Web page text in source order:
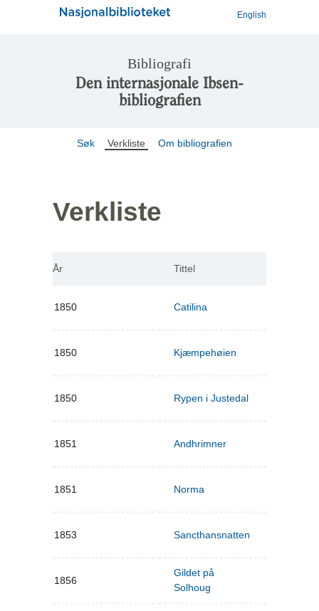
English
Bibliografi
Den internasjonale Ibsen-
bibliografien
Søk Verkliste Om bibliografien
Verkliste
År Tittel
1850 Catilina
1850 Kjæmpehøien
1850 Rypen i Justedal
1851 Andhrimner
1851 Norma
1853 Sancthansnatten
1856
Gildet på
Solhoug